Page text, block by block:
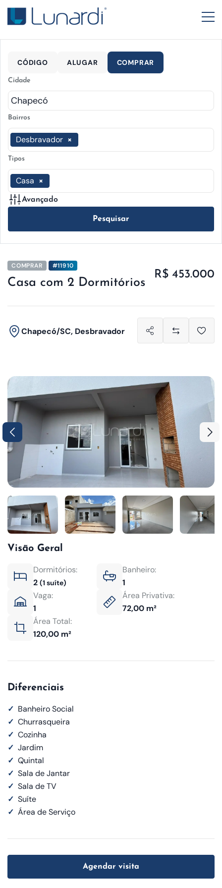
CÓDIGO ALUGAR COMPRAR
Cidade
Bairros
×
Desbravador
Tipos
×
Casa
Avançado
Pesquisar
COMPRAR #11910
Casa com 2 Dormitórios
R$ 453.000
Chapecó/SC, Desbravador
Visão Geral
Dormitórios:
2 (1 suíte)
Banheiro:
1
Vaga:
1
Área Privativa:
72,00 m²
Área Total:
120,00 m²
Diferenciais
✓ Banheiro Social
✓ Churrasqueira
✓ Cozinha
✓ Jardim
✓ Quintal
✓ Sala de Jantar
✓ Sala de TV
✓ Suíte
✓ Área de Serviço
Agendar visita